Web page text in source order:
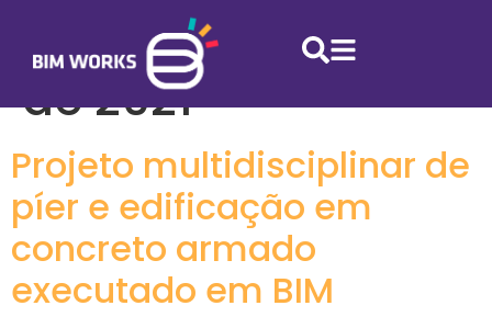
Dia:11 de agosto
de 2021
Projeto multidisciplinar de
píer e edificação em
concreto armado
executado em BIM